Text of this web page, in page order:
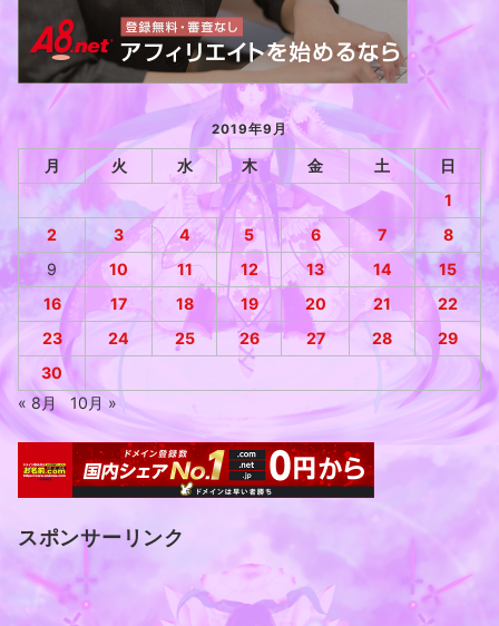
2019年9月
月 火 水 木 金 土
日
1
2
3 4 5 6 7
8
9
10 11 12 13 14
15
16
17 18 19 20 21
22
23
24 25 26 27 28
29
30
« 8月
10月 »
スポンサーリンク